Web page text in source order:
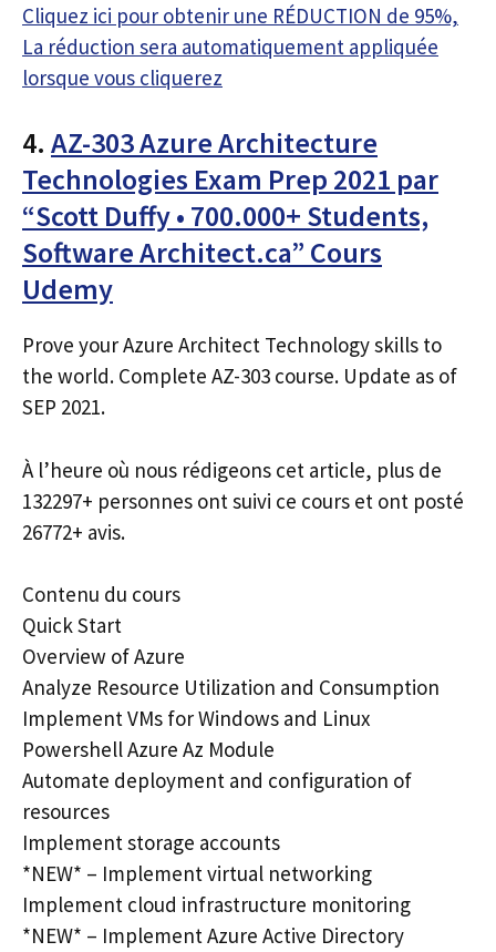
Cliquez ici pour obtenir une RÉDUCTION de 95%,
La réduction sera automatiquement appliquée
lorsque vous cliquerez
4. AZ-303 Azure Architecture
Technologies Exam Prep 2021 par
“Scott Duffy • 700.000+ Students,
Software Architect.ca” Cours
Udemy
Prove your Azure Architect Technology skills to
the world. Complete AZ-303 course. Update as of
SEP 2021.
À l’heure où nous rédigeons cet article, plus de
132297+ personnes ont suivi ce cours et ont posté
26772+ avis.
Contenu du cours
Quick Start
Overview of Azure
Analyze Resource Utilization and Consumption
Implement VMs for Windows and Linux
Powershell Azure Az Module
Automate deployment and configuration of
resources
Implement storage accounts
*NEW* – Implement virtual networking
Implement cloud infrastructure monitoring
*NEW* – Implement Azure Active Directory